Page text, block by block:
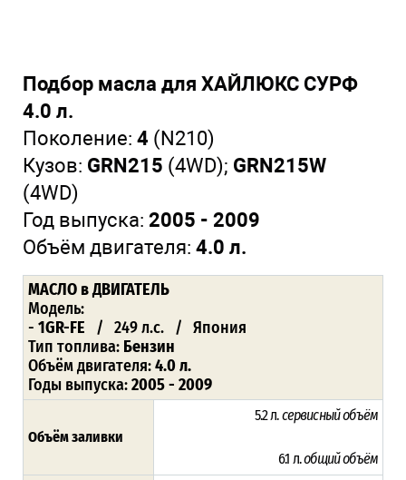
Подбор масла для ХАЙЛЮКС СУРФ
4.0 л.
Поколение: 4 (N210)
Кузов: GRN215 (4WD); GRN215W
(4WD)
Год выпуска: 2005 - 2009
Объём двигателя: 4.0 л.
МАСЛО в ДВИГАТЕЛЬ
Модель:
- 1GR-FE / 249 л.с. / Япония
Тип топлива: Бензин
Объём двигателя:4.0 л.
Годы выпуска:2005 - 2009
Объём заливки
5.2 л.сервисный объём
6.1 л.общий объём